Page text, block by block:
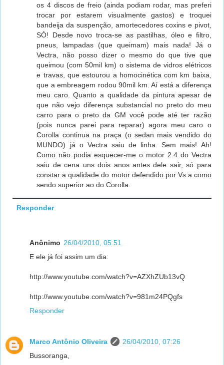
os 4 discos de freio (ainda podiam rodar, mas preferi
trocar por estarem visualmente gastos) e troquei
bandeija da suspenção, amortecedores coxins e pivot,
SÓ! Desde novo troca-se as pastilhas, óleo e filtro,
pneus, lampadas (que queimam) mais nada! Já o
Vectra, não posso dizer o mesmo do que tive que
queimou (com 50mil km) o sistema de vidros elétricos
e travas, que estourou a homocinética com km baixa,
que a embreagem rodou 90mil km. Aí está a diferença
meu caro. Quanto a qualidade da pintura apesar de
que não vejo diferença substancial no preto do meu
carro para o preto da GM você pode até ter razão
(pois nunca parei para reparar) agora meu caro o
Corolla continua na praça (o sedan mais vendido do
MUNDO) já o Vectra saiu de linha. Sem mais! Ah!
Como não podia esquecer-me o motor 2.4 do Vectra
saiu de cena uns dois anos antes dele sair, só para
constar a qualidade do motor defendido por Vs.a como
sendo superior ao do Corolla.
Responder
Anônimo 26/04/2010, 05:51
E ele já foi assim um dia:
http://www.youtube.com/watch?v=AZXhZUb13vQ
http://www.youtube.com/watch?v=981m24PQgfs
Responder
Marco Antônio Oliveira
26/04/2010, 07:26
Bussoranga,